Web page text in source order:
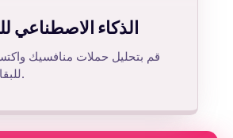
الذكاء الاصطناعي
قم بتحليل حملات منافسيك
للبقاء في الطليعة.